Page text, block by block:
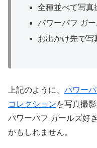
全種並べて写真
パワーパフ ガ
お出かけ先で写
上記のように、 パワー
コレクションを写真撮
パワーパフ ガールズ好
かもしれません。